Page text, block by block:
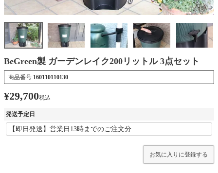
BeGreen製 ガーデンレイク200リットル 3点セット
商品番号 160110110130
¥29,700税込
発送予定日
お気に入りに登録する